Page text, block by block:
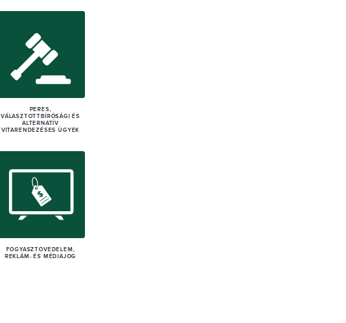
PERES,
VÁLASZTOTTBÍRÓSÁGI ÉS
ALTERNATÍV
VITARENDEZÉSES ÜGYEK
FOGYASZTÓVÉDELEM,
REKLÁM- ÉS MÉDIAJOG